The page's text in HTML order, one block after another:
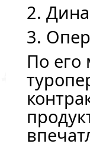
2.
3.
По его